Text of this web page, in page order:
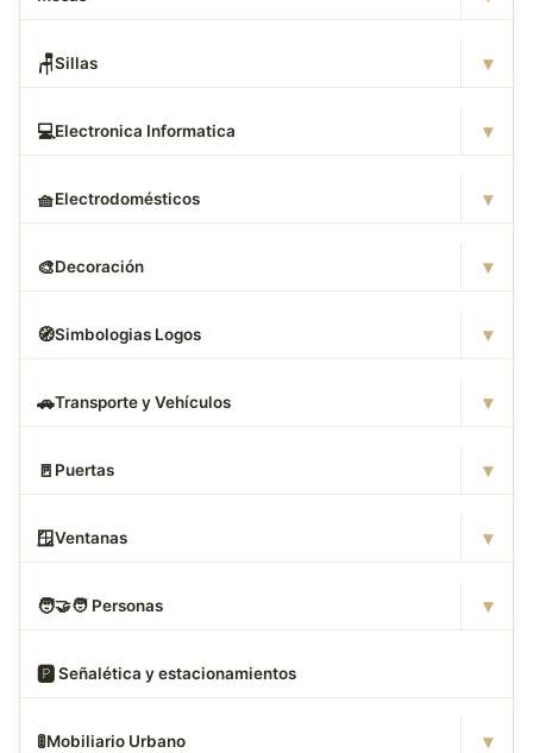
🪑Sillas ▾
💻Electronica Informatica ▾
🧺Electrodomésticos ▾
🎨Decoración ▾
🧭Simbologias Logos ▾
🚗Transporte y Vehículos ▾
🚪 Puertas ▾
🪟Ventanas ▾
🧑‍🤝‍🧑 Personas ▾
🅿️ Señalética y estacionamientos
🚦Mobiliario Urbano ▾